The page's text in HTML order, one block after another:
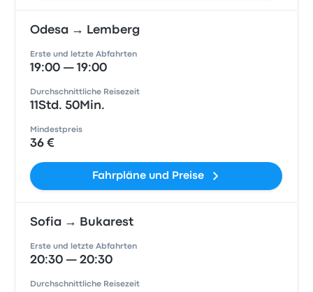
Odesa → Lemberg
Erste und letzte Abfahrten
19:00 — 19:00
Durchschnittliche Reisezeit
11Std. 50Min.
Mindestpreis
36 €
Fahrpläne und Preise
Sofia → Bukarest
Erste und letzte Abfahrten
20:30 — 20:30
Durchschnittliche Reisezeit